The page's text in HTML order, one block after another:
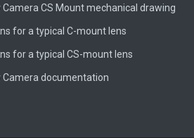
Camera CS Mount mechanical drawing
for a typical C-mount lens
for a typical CS-mount lens
Camera documentation